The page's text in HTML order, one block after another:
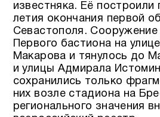
известняка. Её построили
летия окончания первой
Севастополя. Сооружение
Первого бастиона на
Макарова и тянулось до
и улицы Адмирала
сохранились только
них возле стадиона на
регионального значения